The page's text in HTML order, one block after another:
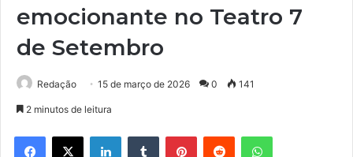
emocionante no Teatro 7
de Setembro
Redação 15 de março de 2026 0 141
2 minutos de leitura
Facebook
X LinkedinTumblr PinterestReddit WhatsApp